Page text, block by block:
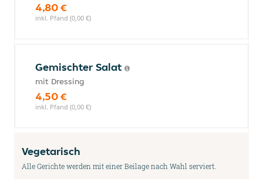
4,80 €
inkl. Pfand (0,00 €)
Gemischter Salat
mit Dressing
4,50 €
inkl. Pfand (0,00 €)
Vegetarisch
Alle Gerichte werden mit einer Beilage nach Wahl serviert.